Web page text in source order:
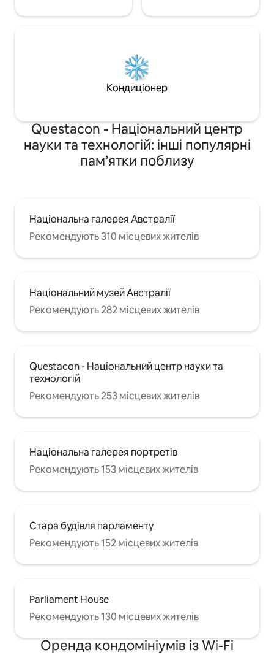
зубна паста, шапочка для душу,
Кондиціонер
Questacon - Національний центр
науки та технологій: інші популярні
пам’ятки поблизу
Національна галерея Австралії
Рекомендують 310 місцевих жителів
Національний музей Австралії
Рекомендують 282 місцевих жителів
Questacon - Національний центр науки та
технологій
Рекомендують 253 місцевих жителів
Національна галерея портретів
Рекомендують 153 місцевих жителів
Стара будівля парламенту
Рекомендують 152 місцевих жителів
Parliament House
Рекомендують 130 місцевих жителів
Оренда кондомініумів із Wi-Fi